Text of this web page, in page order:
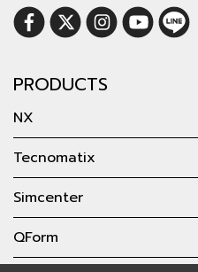
PRODUCTS
NX
Tecnomatix
Simcenter
QForm